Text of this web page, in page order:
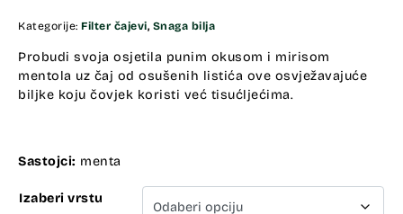
Kategorije: Filter čajevi, Snaga bilja
Probudi svoja osjetila punim okusom i mirisom
mentola uz čaj od osušenih listića ove osvježavajuće
biljke koju čovjek koristi već tisućljećima.
Sastojci: menta
Izaberi vrstu